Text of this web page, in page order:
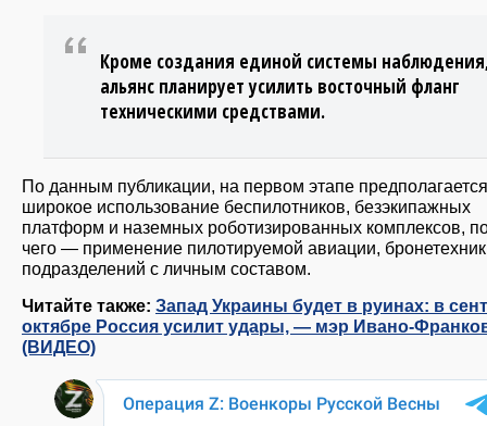
Кроме создания единой системы
альянс планирует усилить восточный фланг
техническими средствами.
По данным публикации, на первом этапе предполагается
широкое использование беспилотников, безэкипажных
платформ и наземных роботизированных комплексов,
чего — применение пилотируемой авиации,
подразделений с личным составом.
Читайте также: Запад Украины будет в руинах: в
октябре Россия усилит удары, — мэр Ивано-
(ВИДЕО)